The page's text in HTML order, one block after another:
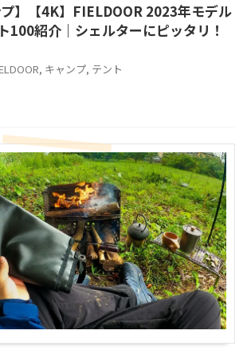
】【4K】FIELDOOR 2023年モデル
100紹介｜シェルターにピッタリ！
, キャンプ, テント